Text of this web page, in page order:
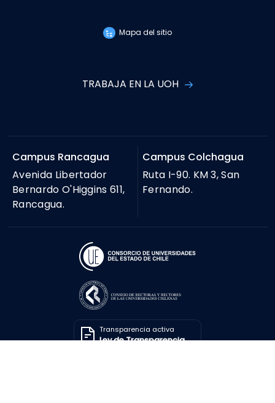
Mapa del sitio
TRABAJA EN LA UOH
Campus Rancagua
Avenida Libertador
Bernardo O'Higgins 611,
Rancagua.
Campus Colchagua
Ruta I-90. KM 3, San
Fernando.
Transparencia activa
Ley de Transparencia